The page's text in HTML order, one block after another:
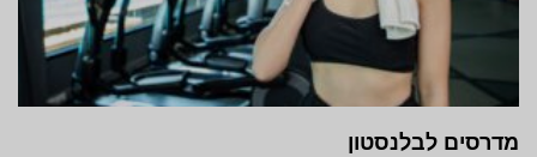
מדרסים לבלנסטון